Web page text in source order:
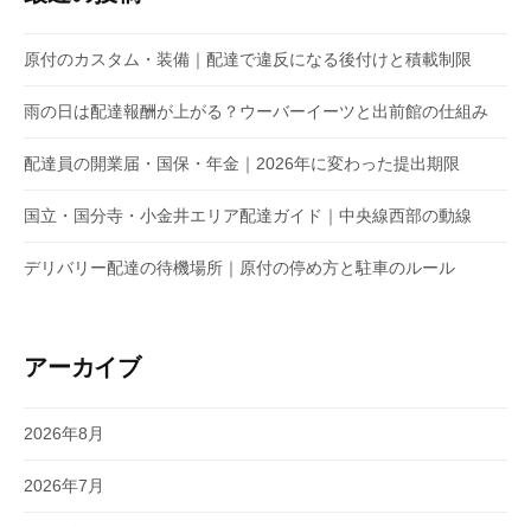
原付のカスタム・装備｜配達で違反になる後付けと積載制限
雨の日は配達報酬が上がる？ウーバーイーツと出前館の仕組み
配達員の開業届・国保・年金｜2026年に変わった提出期限
国立・国分寺・小金井エリア配達ガイド｜中央線西部の動線
デリバリー配達の待機場所｜原付の停め方と駐車のルール
アーカイブ
2026年8月
2026年7月